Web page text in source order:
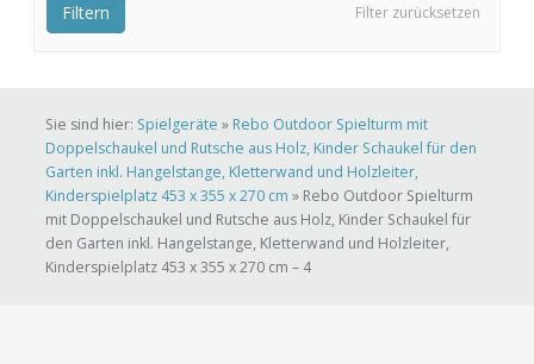
Filter zurücksetzen
Filtern
Sie sind hier: Spielgeräte » Rebo Outdoor Spielturm mit
Doppelschaukel und Rutsche aus Holz, Kinder Schaukel für den
Garten inkl. Hangelstange, Kletterwand und Holzleiter,
Kinderspielplatz 453 x 355 x 270 cm » Rebo Outdoor Spielturm
mit Doppelschaukel und Rutsche aus Holz, Kinder Schaukel für
den Garten inkl. Hangelstange, Kletterwand und Holzleiter,
Kinderspielplatz 453 x 355 x 270 cm – 4